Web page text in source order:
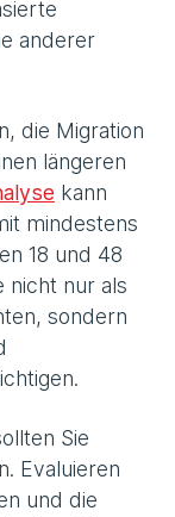
anderer
die Migration
längeren
kann
mindestens
18 und 48
nicht nur als
sondern
Sie
Evaluieren
und die